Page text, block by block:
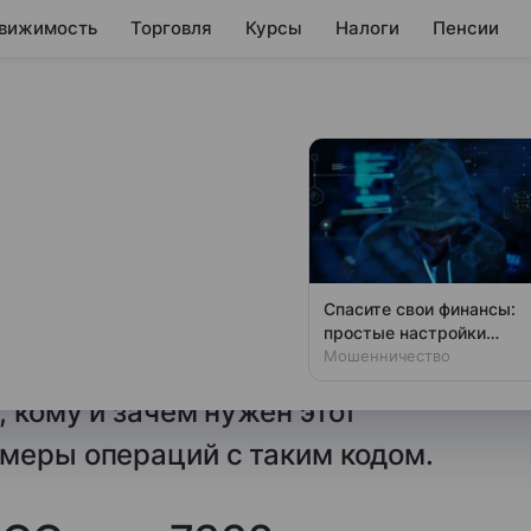
Торговля Курсы Налоги Пенсии
услуг по изготовлению
работ. От его
кешбэка за услуги
и зачем нужен этот
операций с таким кодом.
Спасите свои финансы:
простые настройки
против мошенников
Мошенничество